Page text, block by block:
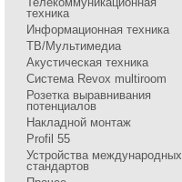
техника
Информационная техника
ТВ/Мультимедиа
Акустическая техника
Система Revox multiroom
Розетка выравнивания
потенциалов
Накладной монтаж
Profil 55
Устройства международных
стандартов